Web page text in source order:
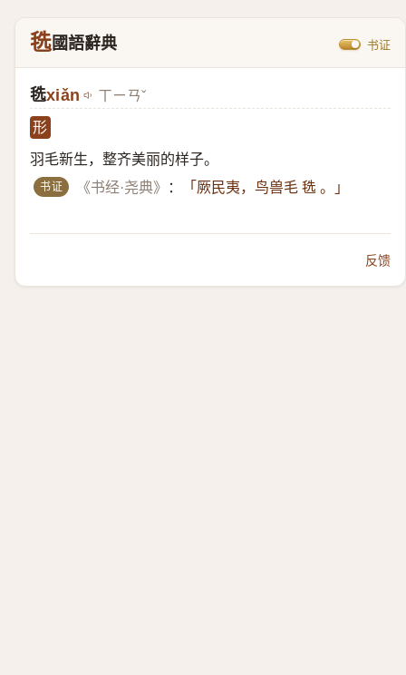
毨國語辭典 书证
毨xiǎn ㄒㄧㄢˇ
形
羽毛新生，整齐美丽的样子。
书证 《书经·尧典》 ： 「厥民夷，鸟兽毛 毨 。」
反馈